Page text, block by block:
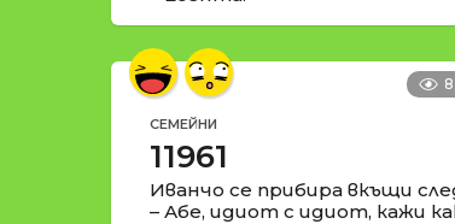
СЕМЕЙНИ
11961
Иванчо се прибира вкъщи
– Абе, идиот с идиот, кажи